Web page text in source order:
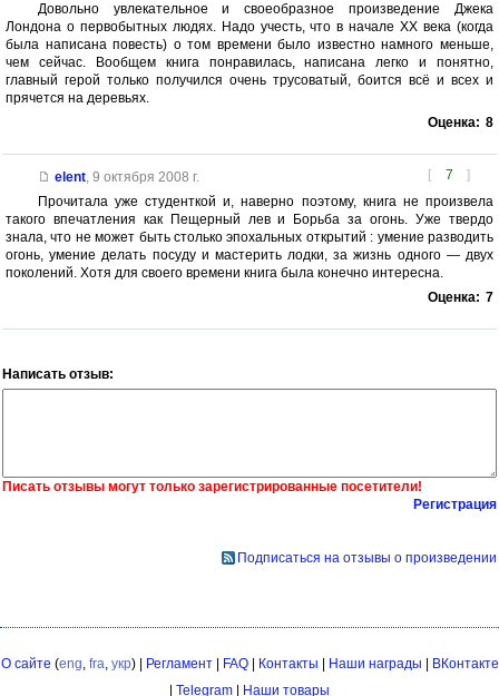
Довольно увлекательное и своеобразное произведение Джека
Лондона о первобытных людях. Надо учесть, что в начале ХХ века (когда
была написана повесть) о том времени было известно намного меньше,
чем сейчас. Вообщем книга понравилась, написана легко и понятно,
главный герой только получился очень трусоватый, боится всё и всех и
прячется на деревьях.
Оценка: 8
[ 7 ]
elent, 9 октября 2008 г.
Прочитала уже студенткой и, наверно поэтому, книга не произвела
такого впечатления как Пещерный лев и Борьба за огонь. Уже твердо
знала, что не может быть столько эпохальных открытий : умение разводить
огонь, умение делать посуду и мастерить лодки, за жизнь одного — двух
поколений. Хотя для своего времени книга была конечно интересна.
Оценка: 7
Написать отзыв:
Писать отзывы могут только зарегистрированные посетители!
Регистрация
Подписаться на отзывы о произведении
О сайте (eng, fra, укр) | Регламент| FAQ| Контакты Наши награды
ВКонтакте
Telegram Наши товары